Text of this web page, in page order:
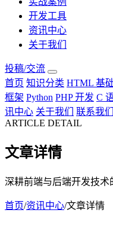
开发工具
资讯中心
关于我们
投稿/交流
首页 知识分类 HTML 基
框架 Python PHP 开发 C
讯中心 关于我们
联系我们
ARTICLE DETAIL
文章详情
深耕前端与后端开发技术
首页/资讯中心/文章详情